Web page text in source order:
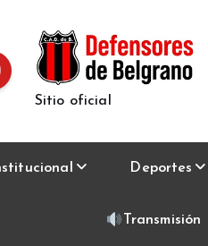
Sitio oficial
Deportes